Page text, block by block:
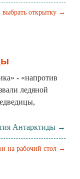
выбрать открытку →
- «напротив
ледяной
Антарктиды →
на рабочий стол →